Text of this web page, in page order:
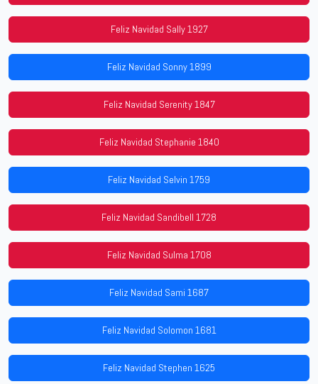
Feliz Navidad Sally 1927
Feliz Navidad Sonny 1899
Feliz Navidad Serenity 1847
Feliz Navidad Stephanie 1840
Feliz Navidad Selvin 1759
Feliz Navidad Sandibell 1728
Feliz Navidad Sulma 1708
Feliz Navidad Sami 1687
Feliz Navidad Solomon 1681
Feliz Navidad Stephen 1625